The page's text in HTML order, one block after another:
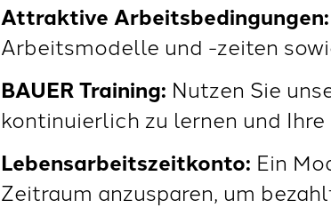
Attraktive Arbeitsbedingungen:
Arbeitsmodelle und -zeiten
BAUER Training: Nutzen Sie
kontinuierlich zu lernen und
Lebensarbeitszeitkonto: Ein
Zeitraum anzusparen, um